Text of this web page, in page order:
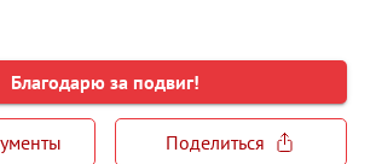
Благодарю за подвиг!
Поделиться